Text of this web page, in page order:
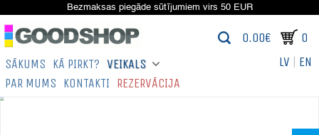
Bezmaksas piegāde sūtījumiem virs 50 EUR
SĀKUMS KĀ PIRKT? VEIKALS
PAR MUMS KONTAKTI REZERVĀCIJA
0.00€
0
LV | EN